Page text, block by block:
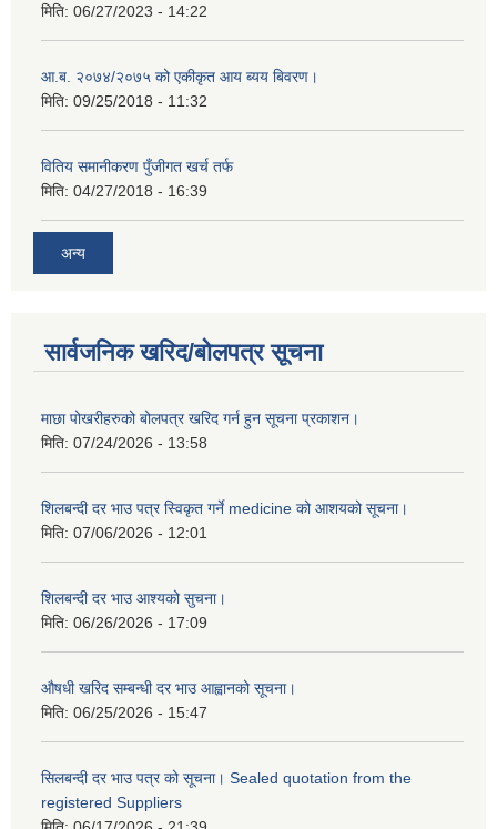
मिति: 06/27/2023 - 14:22
आ.ब. २०७४/२०७५ को एकीकृत आय ब्यय बिवरण।
मिति: 09/25/2018 - 11:32
वितिय समानीकरण पुँजीगत खर्च तर्फ
मिति: 04/27/2018 - 16:39
अन्य
सार्वजनिक खरिद/बोलपत्र सूचना
माछा पोखरीहरुको बोलपत्र खरिद गर्न हुन सूचना प्रकाशन।
मिति: 07/24/2026 - 13:58
शिलबन्दी दर भाउ पत्र स्विकृत गर्ने medicine को आशयको सूचना।
मिति: 07/06/2026 - 12:01
शिलबन्दी दर भाउ आश्यको सुचना।
मिति: 06/26/2026 - 17:09
औषधी खरिद सम्बन्धी दर भाउ आह्वानको सूचना।
मिति: 06/25/2026 - 15:47
सिलबन्दी दर भाउ पत्र को सूचना। Sealed quotation from the
registered Suppliers